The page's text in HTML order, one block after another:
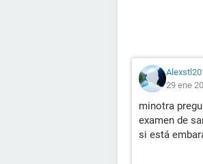
29 ene
minotra
examen de
si está